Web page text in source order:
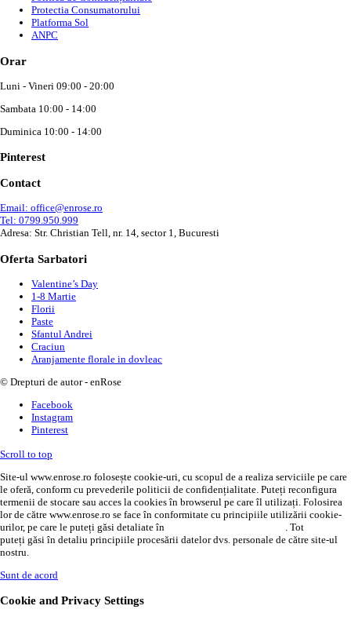
Protectia Consumatorului
Platforma Sol
ANPC
Orar
Luni - Vineri 09:00 - 20:00
Sambata 10:00 - 14:00
Duminica 10:00 - 14:00
Pinterest
Contact
Email: office@enrose.ro
Tel: 0799.950.999
Adresa: Str. Christian Tell, nr. 14, sector 1, Bucuresti
Oferta Sarbatori
Valentine’s Day
1-8 Martie
Florii
Paste
Sfantul Andrei
Craciun
Aranjamente florale in dovleac
© Drepturi de autor - enRose
Facebook
Instagram
Pinterest
Scroll to top
Site-ul www.enrose.ro folosește cookie-uri, cu scopul de a realiza serviciile pe care
le oferă, conform cu prevederile politicii de confidențialitate. Puteți reconfigura
termenii de stocare sau acces la cookies în browserul pe care îl utilizați. Folosirea
lor de către www.enrose.ro se face în conformitate cu principiile utilizării cookie-
urilor, pe care le puteți găsi detaliate în
. Tot
puteți găsi în detaliu principiile procesării datelor dvs. personale de către site-ul
nostru.
Sunt de acord
Cookie and Privacy Settings